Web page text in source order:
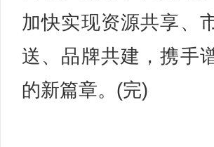
加快实现资源共享、
送、品牌共建，携手
的新篇章。(完)